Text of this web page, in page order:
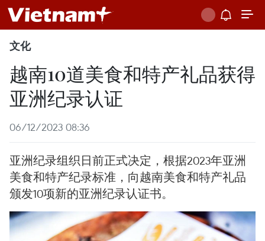
文化
越南10道美食和特产礼品获得
亚洲纪录认证
06/12/2023 08:36
亚洲纪录组织日前正式决定，根据2023年亚洲
美食和特产纪录标准，向越南美食和特产礼品
颁发10项新的亚洲纪录认证书。